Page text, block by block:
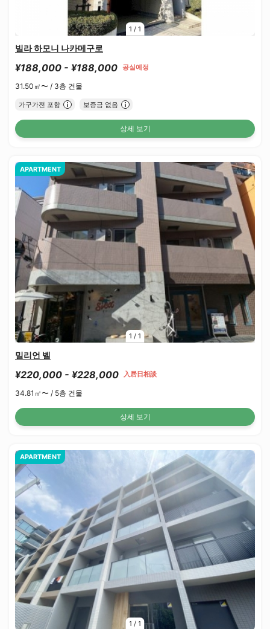
1 / 1
빌라 하모니 나카메구로
¥188,000 - ¥188,000 공실예정
31.50㎡〜 / 3층 건물
가구가전 포함 보증금 없음
상세 보기
1 / 1
APARTMENT
밀리언 벨
¥220,000 - ¥228,000 入居日相談
34.81㎡〜 / 5층 건물
상세 보기
1 / 1
APARTMENT